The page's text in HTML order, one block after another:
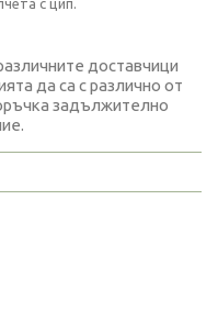
с цип.
доставчици
да са с различно от
задължително